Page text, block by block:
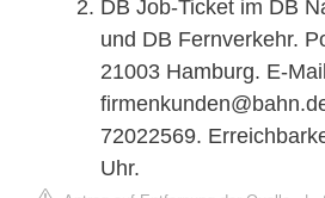
DB Job-Ticket im DB
und DB Fernverkehr.
21003 Hamburg. E-
72022569.
Uhr.